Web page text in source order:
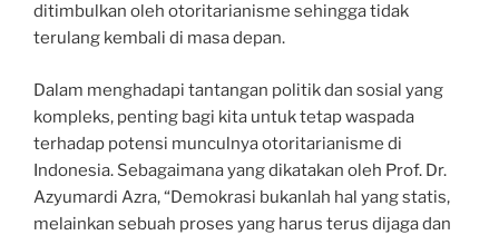
ditimbulkan oleh otoritarianisme sehingga tidak
terulang kembali di masa depan.
Dalam menghadapi tantangan politik dan sosial yang
kompleks, penting bagi kita untuk tetap waspada
terhadap potensi munculnya otoritarianisme di
Indonesia. Sebagaimana yang dikatakan oleh Prof. Dr.
Azyumardi Azra, “Demokrasi bukanlah hal yang statis,
melainkan sebuah proses yang harus terus dijaga dan